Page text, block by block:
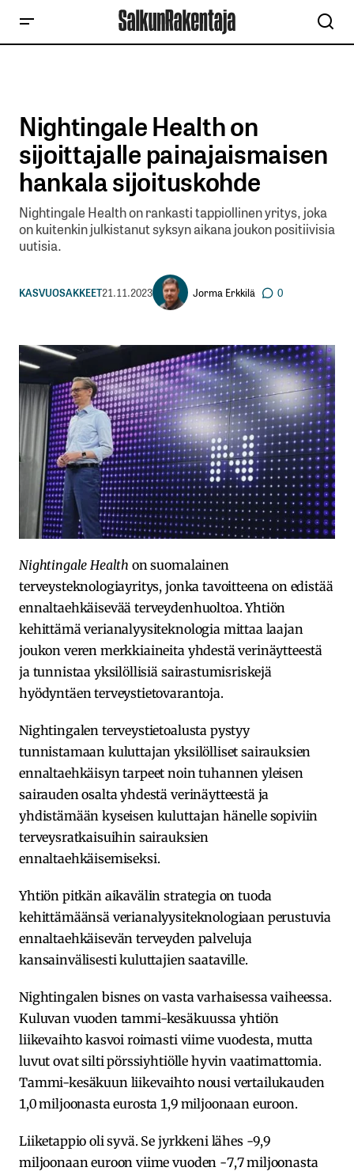
Nightingale Health on
sijoittajalle painajaismaisen
hankala sijoituskohde
Nightingale Health on rankasti tappiollinen yritys, joka
on kuitenkin julkistanut syksyn aikana joukon positiivisia
uutisia.
KASVUOSAKKEET21.11.2023 Jorma Erkkilä 0
Nightingale Health on suomalainen
terveysteknologiayritys, jonka tavoitteena on edistää
ennaltaehkäisevää terveydenhuoltoa. Yhtiön
kehittämä verianalyysiteknologia mittaa laajan
joukon veren merkkiaineita yhdestä verinäytteestä
ja tunnistaa yksilöllisiä sairastumisriskejä
hyödyntäen terveystietovarantoja.
Nightingalen terveystietoalusta pystyy
tunnistamaan kuluttajan yksilölliset sairauksien
ennaltaehkäisyn tarpeet noin tuhannen yleisen
sairauden osalta yhdestä verinäytteestä ja
yhdistämään kyseisen kuluttajan hänelle sopiviin
terveysratkaisuihin sairauksien
ennaltaehkäisemiseksi.
Yhtiön pitkän aikavälin strategia on tuoda
kehittämäänsä verianalyysiteknologiaan perustuvia
ennaltaehkäisevän terveyden palveluja
kansainvälisesti kuluttajien saataville.
Nightingalen bisnes on vasta varhaisessa vaiheessa.
Kuluvan vuoden tammi-kesäkuussa yhtiön
liikevaihto kasvoi roimasti viime vuodesta, mutta
luvut ovat silti pörssiyhtiölle hyvin vaatimattomia.
Tammi-kesäkuun liikevaihto nousi vertailukauden
1,0 miljoonasta eurosta 1,9 miljoonaan euroon.
Liiketappio oli syvä. Se jyrkkeni lähes -9,9
miljoonaan euroon viime vuoden -7,7 miljoonasta